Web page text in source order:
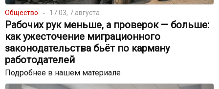
Общество 17:03, 7 августа
Рабочих рук меньше, а проверок — больше:
как ужесточение миграционного
законодательства бьёт по карману
работодателей
Подробнее в нашем материале